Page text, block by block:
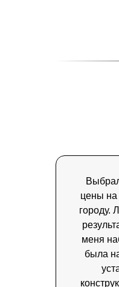
цены на
городу.
меня
была